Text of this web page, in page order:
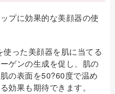
プに効果的な美顔器の使
った美顔器を肌に当てる
ゲンの生成を促し、肌の
の表面を50?60度で温め
効果も期待できます。